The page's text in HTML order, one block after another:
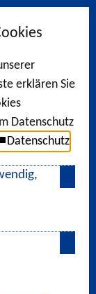
erklären Sie
Datenschutz
Datenschutz